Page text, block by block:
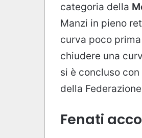
categoria della
Manzi in pieno
curva poco
chiudere una
si è concluso
della
Fenati